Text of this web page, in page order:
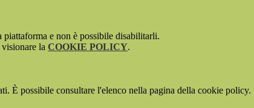
e non è possibile disabilitarli.
la COOKIE POLICY.
È possibile consultare l'elenco nella pagina della cookie policy.